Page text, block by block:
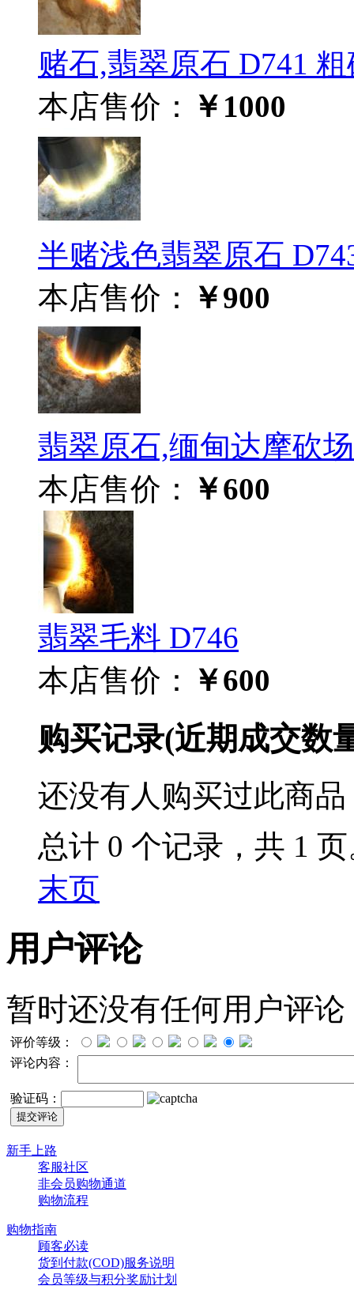
赌石,翡翠原石 D741
本店售价：
￥1000
半赌浅色翡翠原石
本店售价：
￥900
翡翠原石,缅甸达摩砍
本店售价：
￥600
翡翠毛料 D746
本店售价：
￥600
购买记录(近期成交数
还没有人购买过此商品
总计 0 个记录，共 1
末页
用户评论
暂时还没有任何用户评论
评价等级：
评论内容：
验证码：
新手上路
客服社区
非会员购物通道
购物流程
购物指南
顾客必读
货到付款(COD)服务说明
会员等级与积分奖励计划